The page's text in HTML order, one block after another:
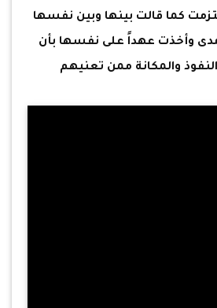
كما قالت بينها وبين نفسها
وأخذت عهداً على نفسها بأن
والمكانة ممن تعنيهم